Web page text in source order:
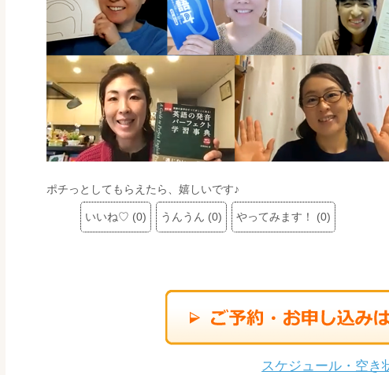
ポチっとしてもらえたら、嬉しいです♪
いいね♡ (0) うんうん (0) やってみます！ (0)
スケジュール・空き